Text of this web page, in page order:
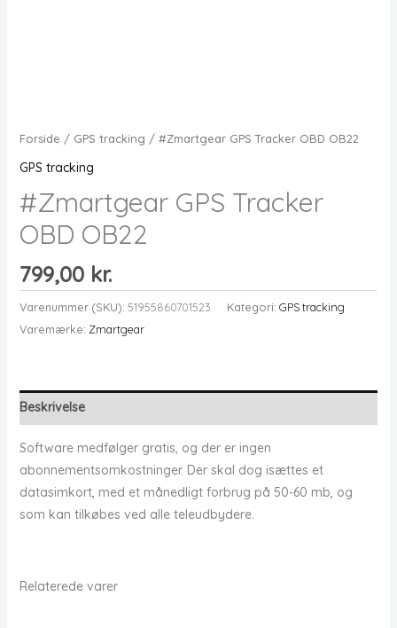
Forside / GPS tracking / #Zmartgear GPS Tracker OBD OB22
GPS tracking
#Zmartgear GPS Tracker
OBD OB22
799,00 kr.
Varenummer (SKU): 51955860701523 Kategori: GPS tracking
Varemærke: Zmartgear
Beskrivelse
Software medfølger gratis, og der er ingen
abonnementsomkostninger. Der skal dog isættes et
datasimkort, med et månedligt forbrug på 50-60 mb, og
som kan tilkøbes ved alle teleudbydere.
Relaterede varer